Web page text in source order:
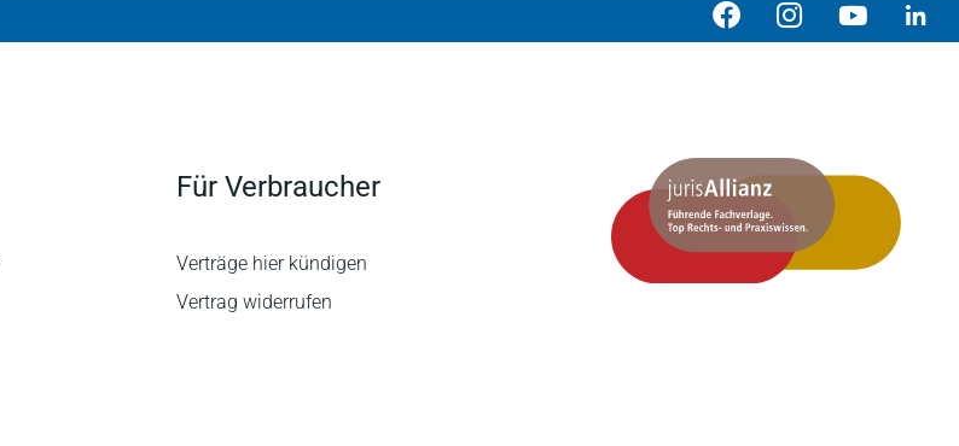
Für Verbraucher
Verträge hier kündigen
Vertrag widerrufen